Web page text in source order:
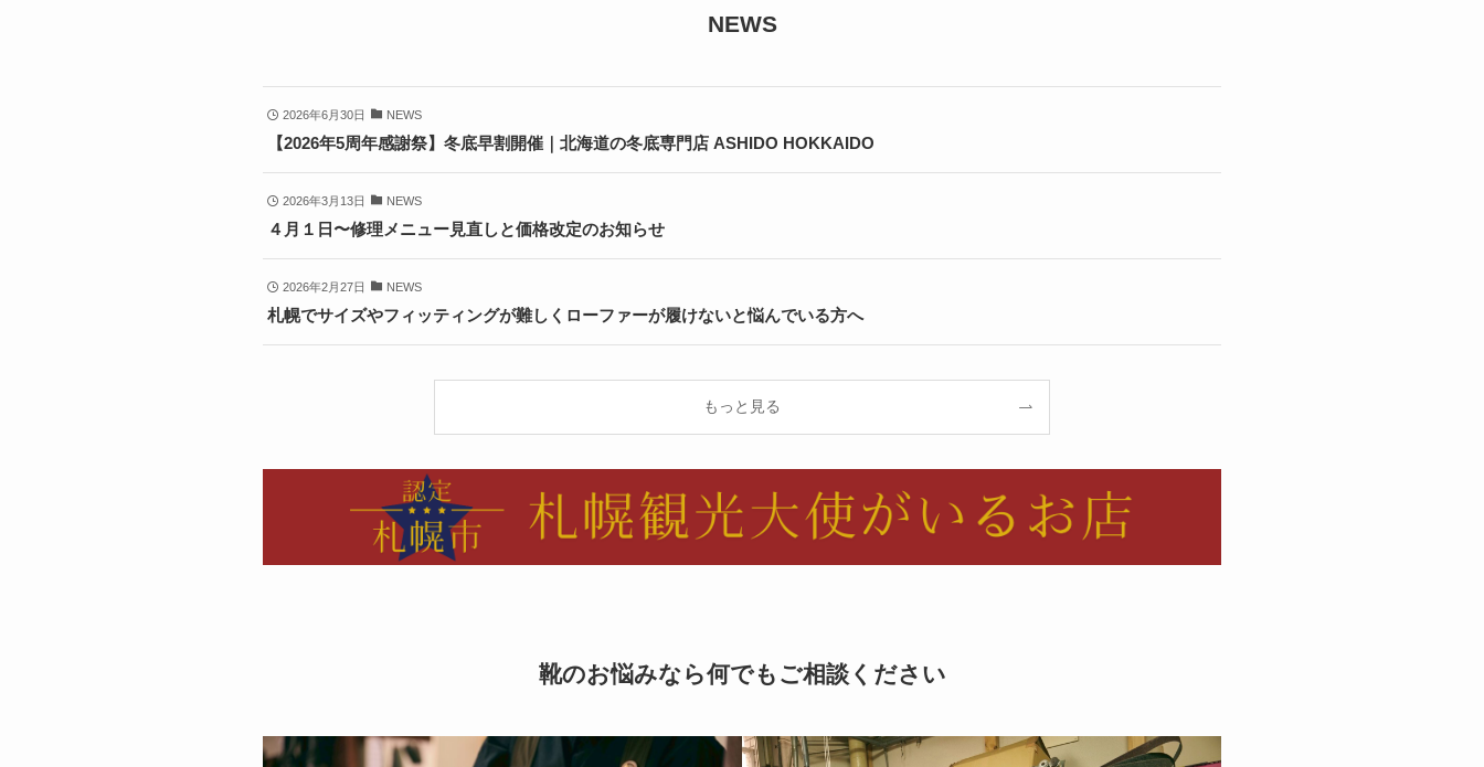
NEWS
2026年6月30日 NEWS
【2026年5周年感謝祭】冬底早割開催｜北海道の冬底専門店 ASHIDO HOKKAIDO
2026年3月13日 NEWS
４月１日〜修理メニュー見直しと価格改定のお知らせ
2026年2月27日 NEWS
札幌でサイズやフィッティングが難しくローファーが履けないと悩んでいる方へ
もっと見る
靴のお悩みなら何でもご相談ください